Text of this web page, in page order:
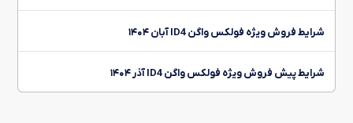
شرایط فروش ویژه فولکس واگن ID4 آبان ۱۴۰۴
شرایط پیش فروش ویژه فولکس واگن ID4 آذر ۱۴۰۴